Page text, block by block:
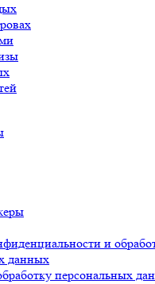
и
данных
персональных